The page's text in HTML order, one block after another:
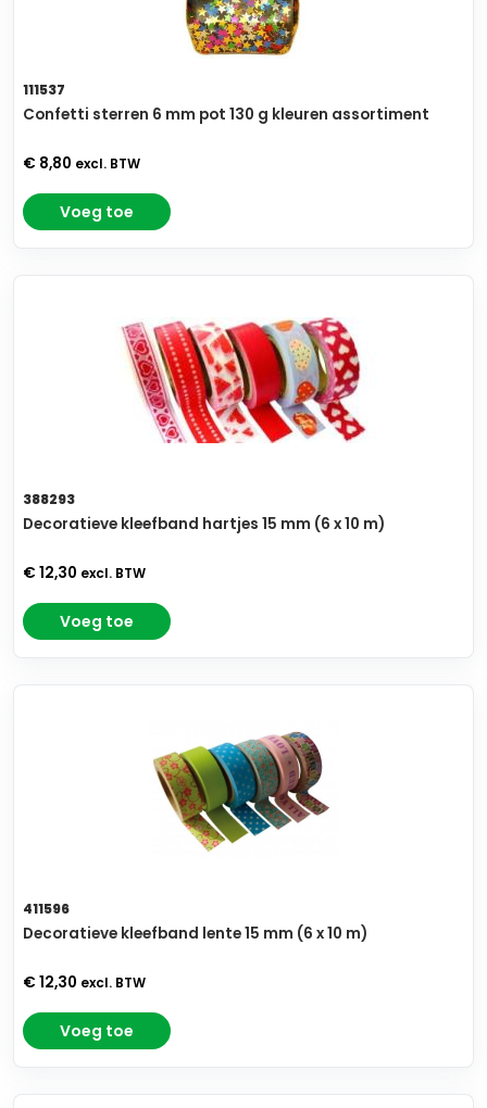
111537
Confetti sterren 6 mm pot 130 g kleuren assortiment
€ 8,80 excl. BTW
Voeg toe
388293
Decoratieve kleefband hartjes 15 mm (6 x 10 m)
€ 12,30 excl. BTW
Voeg toe
411596
Decoratieve kleefband lente 15 mm (6 x 10 m)
€ 12,30 excl. BTW
Voeg toe